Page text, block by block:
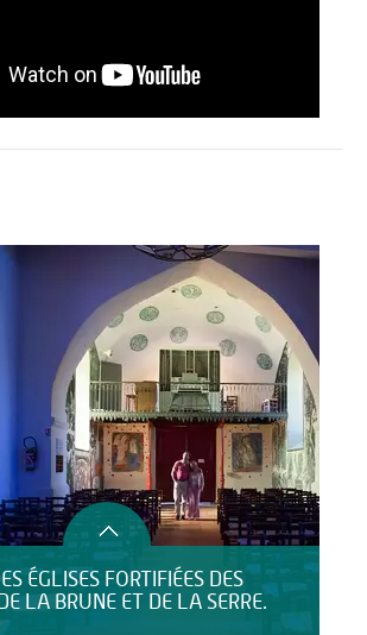
ÉGLISES FORTIFIÉES DES
LA BRUNE ET DE LA SERRE.